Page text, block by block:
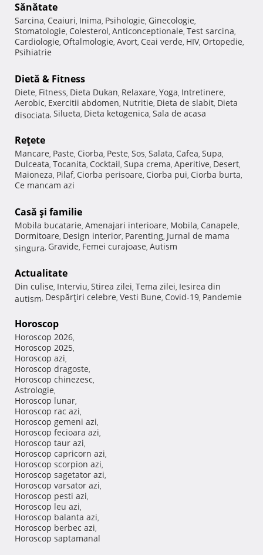
Sănătate
Sarcina, Ceaiuri, Inima, Psihologie, Ginecologie,
Stomatologie, Colesterol, Anticonceptionale, Test sarcina,
Cardiologie, Oftalmologie, Avort, Ceai verde, HIV, Ortopedie,
Psihiatrie
Dietă & Fitness
Diete, Fitness, Dieta Dukan, Relaxare, Yoga, Intretinere,
Aerobic, Exercitii abdomen, Nutritie, Dieta de slabit, Dieta
disociata, Silueta, Dieta ketogenica, Sala de acasa
Reţete
Mancare, Paste, Ciorba, Peste, Sos, Salata, Cafea, Supa,
Dulceata, Tocanita, Cocktail, Supa crema, Aperitive, Desert,
Maioneza, Pilaf, Ciorba perisoare, Ciorba pui, Ciorba burta,
Ce mancam azi
Casă şi familie
Mobila bucatarie, Amenajari interioare, Mobila, Canapele,
Dormitoare, Design interior, Parenting, Jurnal de mama
singura, Gravide, Femei curajoase, Autism
Actualitate
Din culise, Interviu, Stirea zilei, Tema zilei, Iesirea din
autism, Despărţiri celebre, Vesti Bune, Covid-19, Pandemie
Horoscop
Horoscop 2026,
Horoscop 2025,
Horoscop azi,
Horoscop dragoste,
Horoscop chinezesc,
Astrologie,
Horoscop lunar,
Horoscop rac azi,
Horoscop gemeni azi,
Horoscop fecioara azi,
Horoscop taur azi,
Horoscop capricorn azi,
Horoscop scorpion azi,
Horoscop sagetator azi,
Horoscop varsator azi,
Horoscop pesti azi,
Horoscop leu azi,
Horoscop balanta azi,
Horoscop berbec azi,
Horoscop saptamanal